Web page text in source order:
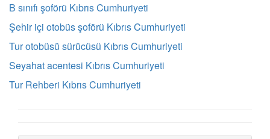
B sınıfı şoförü Kıbrıs Cumhuriyeti
Şehir içi otobüs şoförü Kıbrıs Cumhuriyeti
Tur otobüsü sürücüsü Kıbrıs Cumhuriyeti
Seyahat acentesi Kıbrıs Cumhuriyeti
Tur Rehberi Kıbrıs Cumhuriyeti